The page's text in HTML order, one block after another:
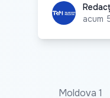
Redacția
acum
Moldova 1